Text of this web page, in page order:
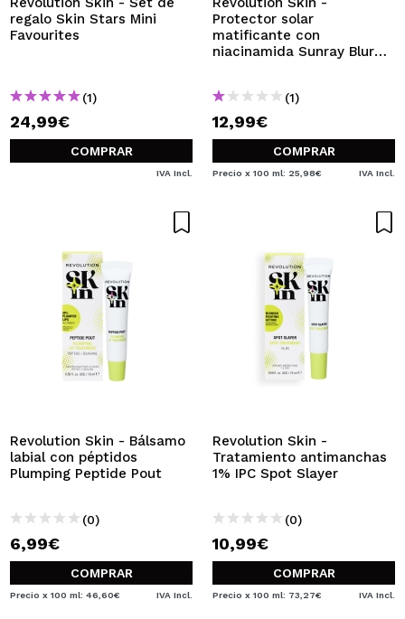
regalo Skin Stars Mini
Favourites
(1)
24,99€
COMPRAR
IVA Incl.
Protector solar
matificante con
niacinamida Sunray Blur
(1)
12,99€
COMPRAR
Precio x 100 ml: 25,98€ IVA Incl.
Revolution Skin - Bálsamo
labial con péptidos
Plumping Peptide Pout
(0)
6,99€
COMPRAR
Precio x 100 ml: 46,60€ IVA Incl.
Revolution Skin -
Tratamiento antimanchas
1% IPC Spot Slayer
(0)
10,99€
COMPRAR
Precio x 100 ml: 73,27€ IVA Incl.